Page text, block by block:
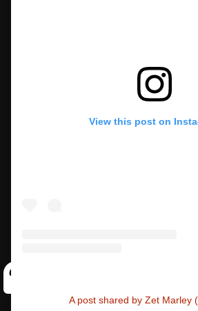
View this post on
A post shared by Zet Marley